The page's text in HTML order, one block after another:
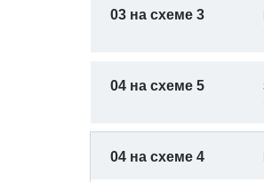
03 на схеме 3
04 на схеме 5
04 на схеме 4